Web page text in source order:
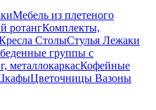
Мебель из плетеного
ротангКомплекты,
СтолыСтулья Лежаки
группы с
металлокаркасКофейные
Цветочницы Вазоны